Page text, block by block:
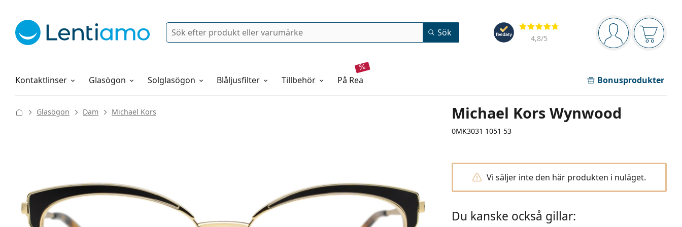
Navigeringsmeny
Du är inloggad
Recensioner
4,8/5
Sök Sök
Kontaktlinser
Linsvätskor Glasögon Solglasögon Blåljusfilter Tillbehör på rea Bonusprodukter
Allt om att handla hos oss
Michael Kors Wynwood
0MK3031 1051 53
Glasögon Dam Michael Kors
Vi säljer inte den här produkten i nuläget.
Du kanske också gillar: